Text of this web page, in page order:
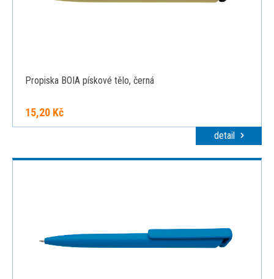
Propiska BOIA pískové tělo, černá
15,20 Kč
detail